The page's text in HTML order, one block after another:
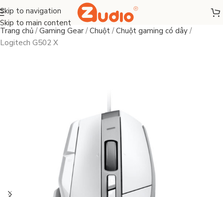
Skip to navigation
Skip to main content
Trang chủ /Gaming Gear /Chuột /Chuột gaming có dây /
Logitech G502 X